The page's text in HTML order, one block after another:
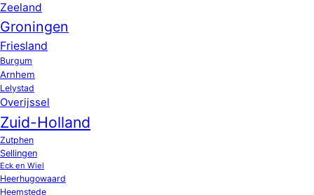
Zeeland
Groningen
Friesland
Burgum
Arnhem
Lelystad
Overijssel
Zuid-Holland
Zutphen
Sellingen
Eck en Wiel
Heerhugowaard
Heemstede